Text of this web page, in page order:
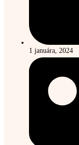
1 januára, 2024